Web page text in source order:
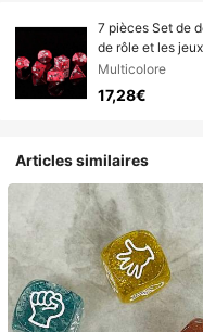
7 pièces Set de
de rôle et les
vacances et
Multicolore
17,28€
Articles similaires